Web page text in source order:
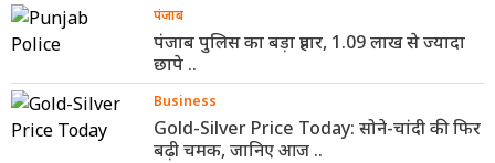
पंजाब
पंजाब पुलिस का बड़ा प्रहार, 1.09 लाख से ज्यादा
छापे ..
Business
Gold-Silver Price Today: सोने-चांदी की फिर
बढ़ी चमक, जानिए आज ..